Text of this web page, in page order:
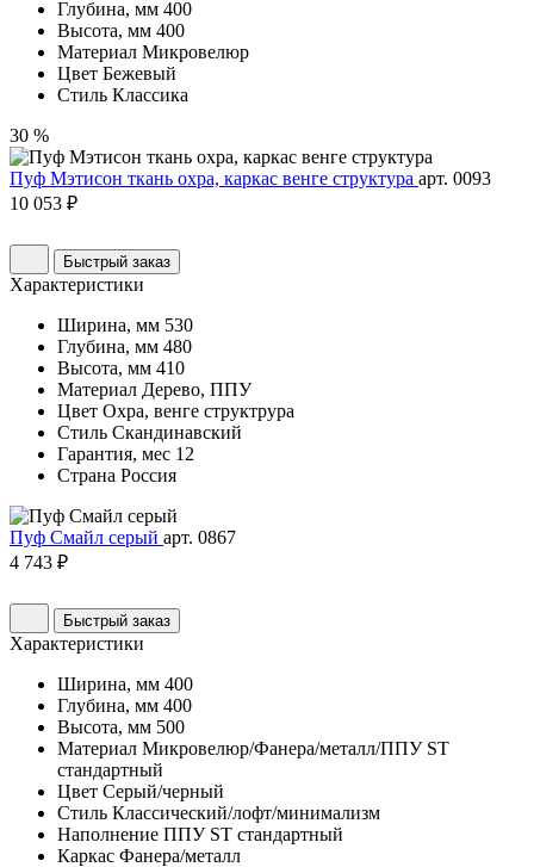
Глубина, мм 400
Высота, мм 400
Материал Микровелюр
Цвет Бежевый
Стиль Классика
30 %
Пуф Мэтисон ткань охра, каркас венге структура арт. 0093
10 053 ₽
Быстрый заказ
Характеристики
Ширина, мм 530
Глубина, мм 480
Высота, мм 410
Материал Дерево, ППУ
Цвет Охра, венге структрура
Стиль Скандинавский
Гарантия, мес 12
Страна Россия
Пуф Смайл серый арт. 0867
4 743 ₽
Быстрый заказ
Характеристики
Ширина, мм 400
Глубина, мм 400
Высота, мм 500
Материал Микровелюр/Фанера/металл/ППУ ST
стандартный
Цвет Серый/черный
Стиль Классический/лофт/минимализм
Наполнение ППУ ST стандартный
Каркас Фанера/металл